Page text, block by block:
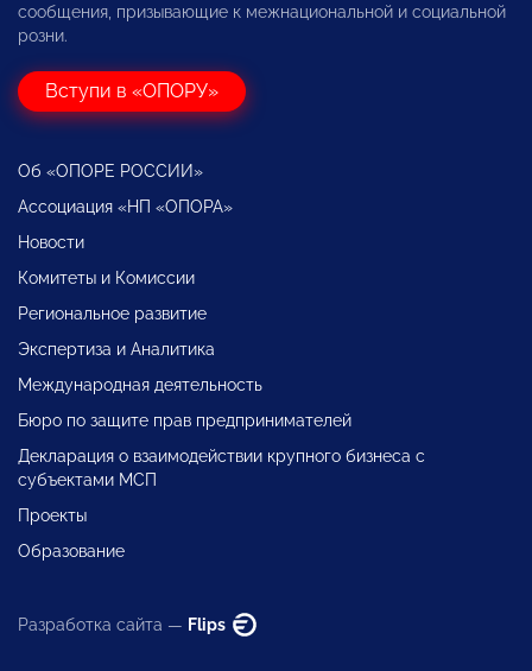
сообщения, призывающие к межнациональной и социальной
розни.
Вступи в «ОПОРУ»
Об «ОПОРЕ РОССИИ»
Ассоциация «НП «ОПОРА»
Новости
Комитеты и Комиссии
Региональное развитие
Экспертиза и Аналитика
Международная деятельность
Бюро по защите прав предпринимателей
Декларация о взаимодействии крупного бизнеса с
субъектами МСП
Проекты
Образование
Разработка сайта — Flips